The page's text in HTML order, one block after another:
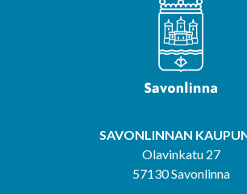
SAVONLINNAN
Olavinkatu 27
57130 Savonlinna